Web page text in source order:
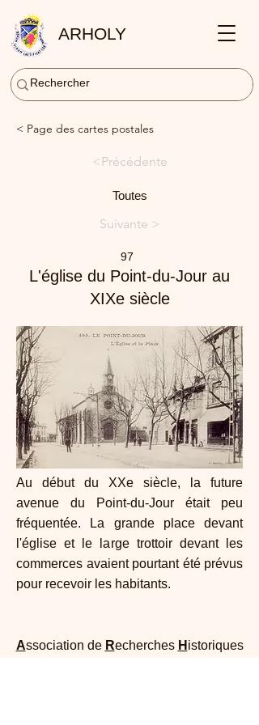
ARHOLY
< Page des cartes postales
<Précédente
Toutes
Suivante >
97
L'église du Point-du-Jour au
XIXe siècle
Au début du XXe siècle, la future
avenue du Point-du-Jour était peu
fréquentée. La grande place devant
l'église et le large trottoir devant les
commerces avaient pourtant été prévus
pour recevoir les habitants.
Association de Recherches H istoriques